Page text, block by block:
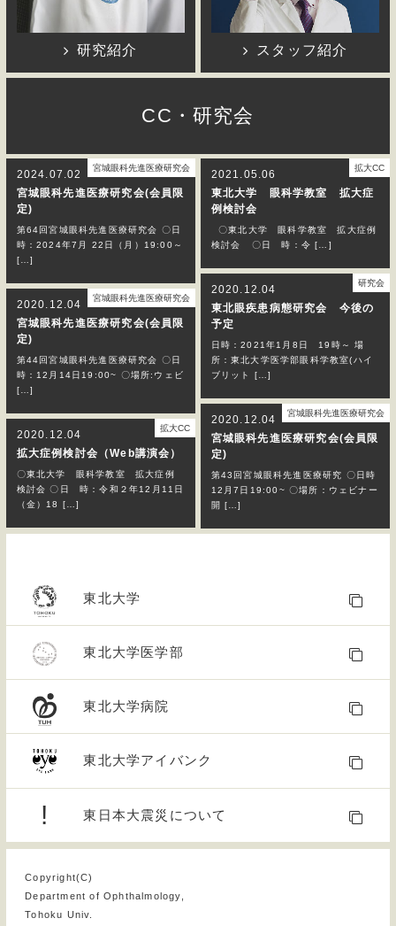
研究紹介 スタッフ紹介
CC・研究会
2024.07.02
宮城眼科先進医療研究会
宮城眼科先進医療研究会(会員限
定)
第64回宮城眼科先進医療研究会 〇日
時：2024年7月 22日（月）19:00～
[…]
2021.05.06
拡大CC
東北大学 眼科学教室 拡大症
例検討会
〇東北大学 眼科学教室 拡大症例
検討会 〇日 時：令 […]
2020.12.04
研究会
東北眼疾患病態研究会 今後の
予定
日時：2021年1月8日 19時～ 場
所：東北大学医学部眼科学教室(ハイ
ブリット […]
2020.12.04
宮城眼科先進医療研究会
宮城眼科先進医療研究会(会員限
定)
第44回宮城眼科先進医療研究会 〇日
時：12月14日19:00~ 〇場所:ウェビ
[…]
2020.12.04
宮城眼科先進医療研究会
宮城眼科先進医療研究会(会員限
定)
第43回宮城眼科先進医療研究 〇日時
12月7日19:00~ 〇場所：ウェビナー
開 […]
2020.12.04
拡大CC
拡大症例検討会（Web講演会）
〇東北大学 眼科学教室 拡大症例
検討会 〇日 時：令和２年12月11日
（金）18 […]
東北大学
東北大学医学部
東北大学病院
東北大学アイバンク
! 東日本大震災について
Copyright(C)
Department of Ophthalmology,
Tohoku Univ.